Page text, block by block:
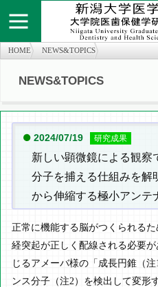
個人情報保護方針
HOME NEWS&TOPICS
NEWS&TOPICS
2024/07/19 研究成果
新しい顕微鏡による観察
分子を捕える仕組みを解
から伸縮する極小アンテ
正常に機能する脳がつくられる
経突起が正しく配線される必要
じるアメーバ様の「成長円錐（
ンス分子（注2）を検出して変形